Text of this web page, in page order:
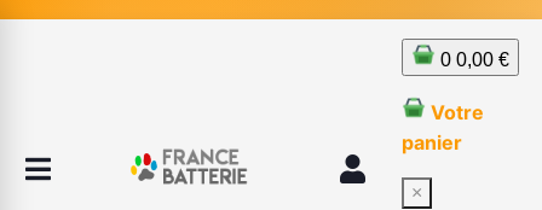
0 0,00 €
Votre
panier
×